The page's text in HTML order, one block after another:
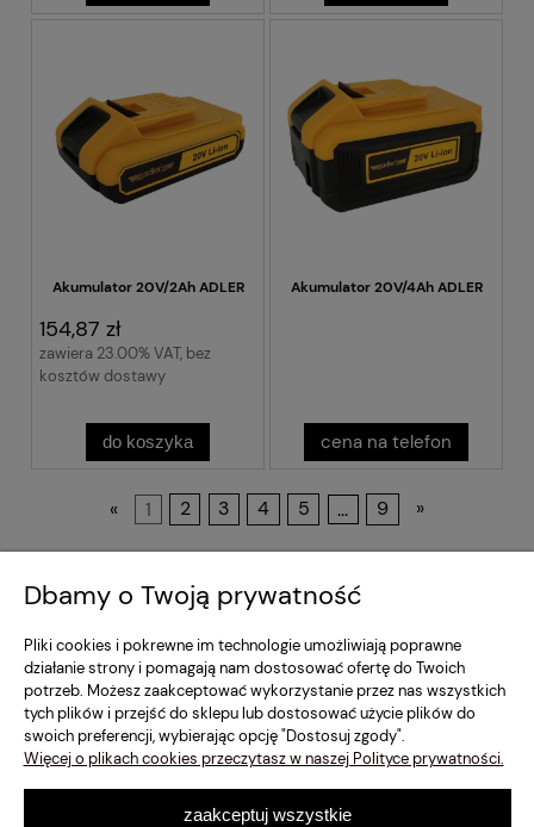
Akumulator 20V/2Ah ADLER
154,87 zł
zawiera 23.00% VAT, bez
kosztów dostawy
do koszyka
Akumulator 20V/4Ah ADLER
cena na telefon
« 1 2 3 4 5 ... 9 »
Dostawa i Płatność
Szybki Kontakt
pokaż pełną wersję strony
Dbamy o Twoją prywatność
Pliki cookies i pokrewne im technologie umożliwiają poprawne
działanie strony i pomagają nam dostosować ofertę do Twoich
potrzeb. Możesz zaakceptować wykorzystanie przez nas wszystkich
tych plików i przejść do sklepu lub dostosować użycie plików do
swoich preferencji, wybierając opcję "Dostosuj zgody".
Więcej o plikach cookies przeczytasz w naszej Polityce prywatności.
zaakceptuj wszystkie